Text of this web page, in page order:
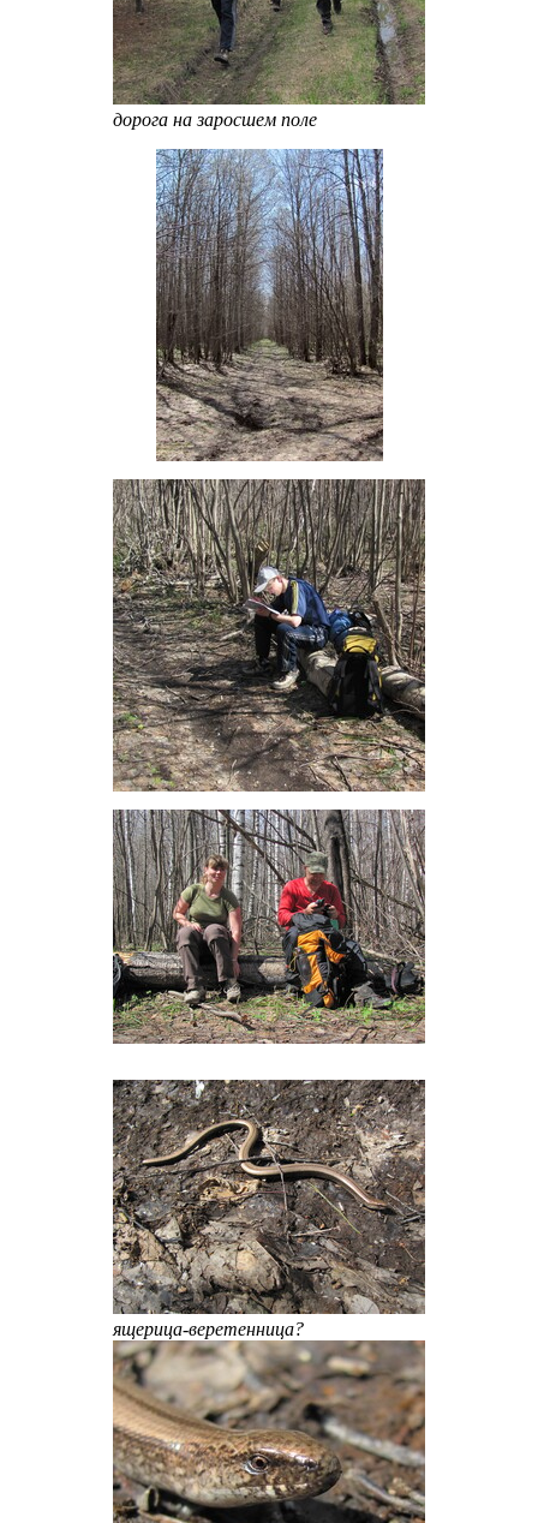
дорога на заросшем поле
ящерица-веретенница?